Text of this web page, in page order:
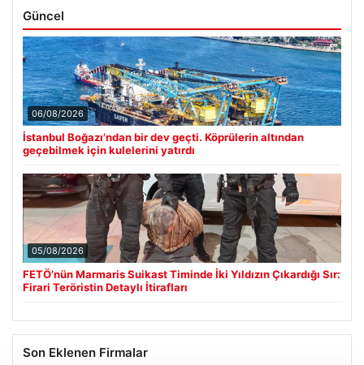
Güncel
06/08/2026
İstanbul Boğazı’ndan bir dev geçti. Köprülerin altından
geçebilmek için kulelerini yatırdı
05/08/2026
FETÖ’nün Marmaris Suikast Timinde İki Yıldızın Çıkardığı Sır:
Firari Teröristin Detaylı İtirafları
Son Eklenen Firmalar